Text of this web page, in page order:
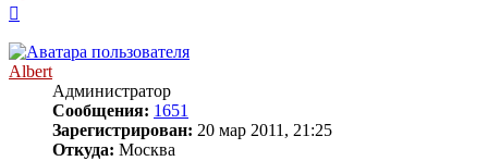
началу
Albert
Администратор
Сообщения: 1651
Зарегистрирован: 20 мар 2011, 21:25
Откуда: Москва